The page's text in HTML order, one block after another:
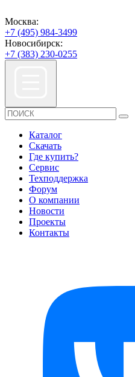
Москва:
+7 (495) 984-3499
Новосибирск:
+7 (383) 230-0255
Каталог
Скачать
Где купить?
Сервис
Техподдержка
Форум
О компании
Новости
Проекты
Контакты